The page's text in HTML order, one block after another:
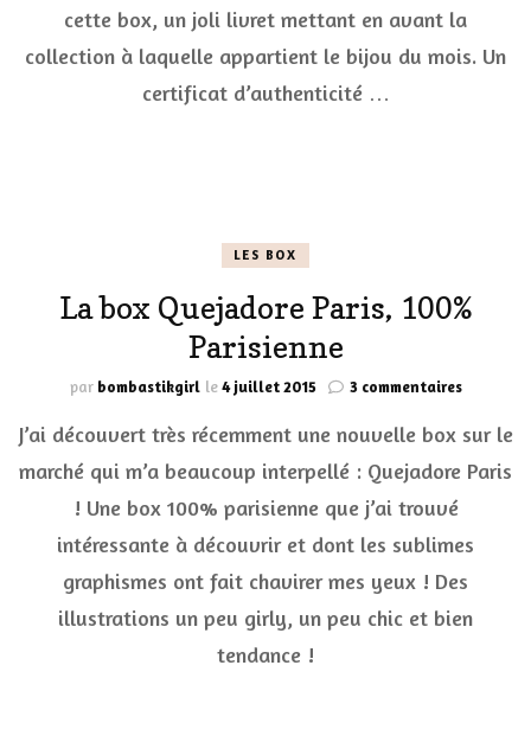
2019
cette box, un joli livret mettant en avant la
collection à laquelle appartient le bijou du mois. Un
certificat d’authenticité …
LES BOX
La box Quejadore Paris, 100%
Parisienne
par bombastikgirl le4 juillet 2015 3 commentairessur
box
Paris,
J’ai découvert très récemment une nouvelle box sur le
marché qui m’a beaucoup interpellé : Quejadore Paris
! Une box 100% parisienne que j’ai trouvé
intéressante à découvrir et dont les sublimes
graphismes ont fait chavirer mes yeux ! Des
illustrations un peu girly, un peu chic et bien
tendance !